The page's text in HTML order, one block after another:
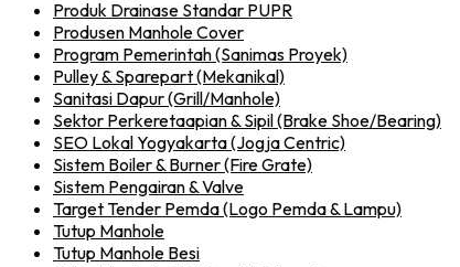
Produk Drainase Standar PUPR
Produsen Manhole Cover
Program Pemerintah (Sanimas Proyek)
Pulley & Sparepart (Mekanikal)
Sanitasi Dapur (Grill/Manhole)
Sektor Perkeretaapian & Sipil (Brake Shoe/Bearing)
SEO Lokal Yogyakarta (Jogja Centric)
Sistem Boiler & Burner (Fire Grate)
Sistem Pengairan & Valve
Target Tender Pemda (Logo Pemda & Lampu)
Tutup Manhole
Tutup Manhole Besi